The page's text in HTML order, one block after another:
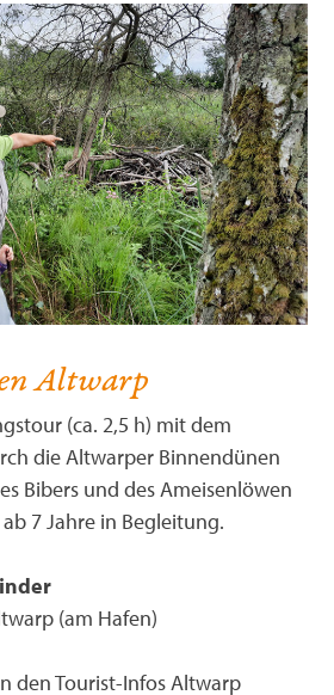
Altwarp
(ca. 2,5 h) mit dem
die Altwarper Binnendünen
Bibers und des Ameisenlöwen
7 Jahre in Begleitung.
(am Hafen)
den Tourist-Infos Altwarp